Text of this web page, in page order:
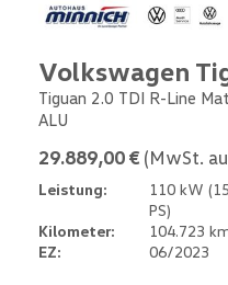
Volkswagen
Tiguan 2.0 TDI R-Line
ALU
29.889,00 € (MwSt.
Leistung:
110 kW
PS)
Kilometer:
104.723
EZ:
06/2023